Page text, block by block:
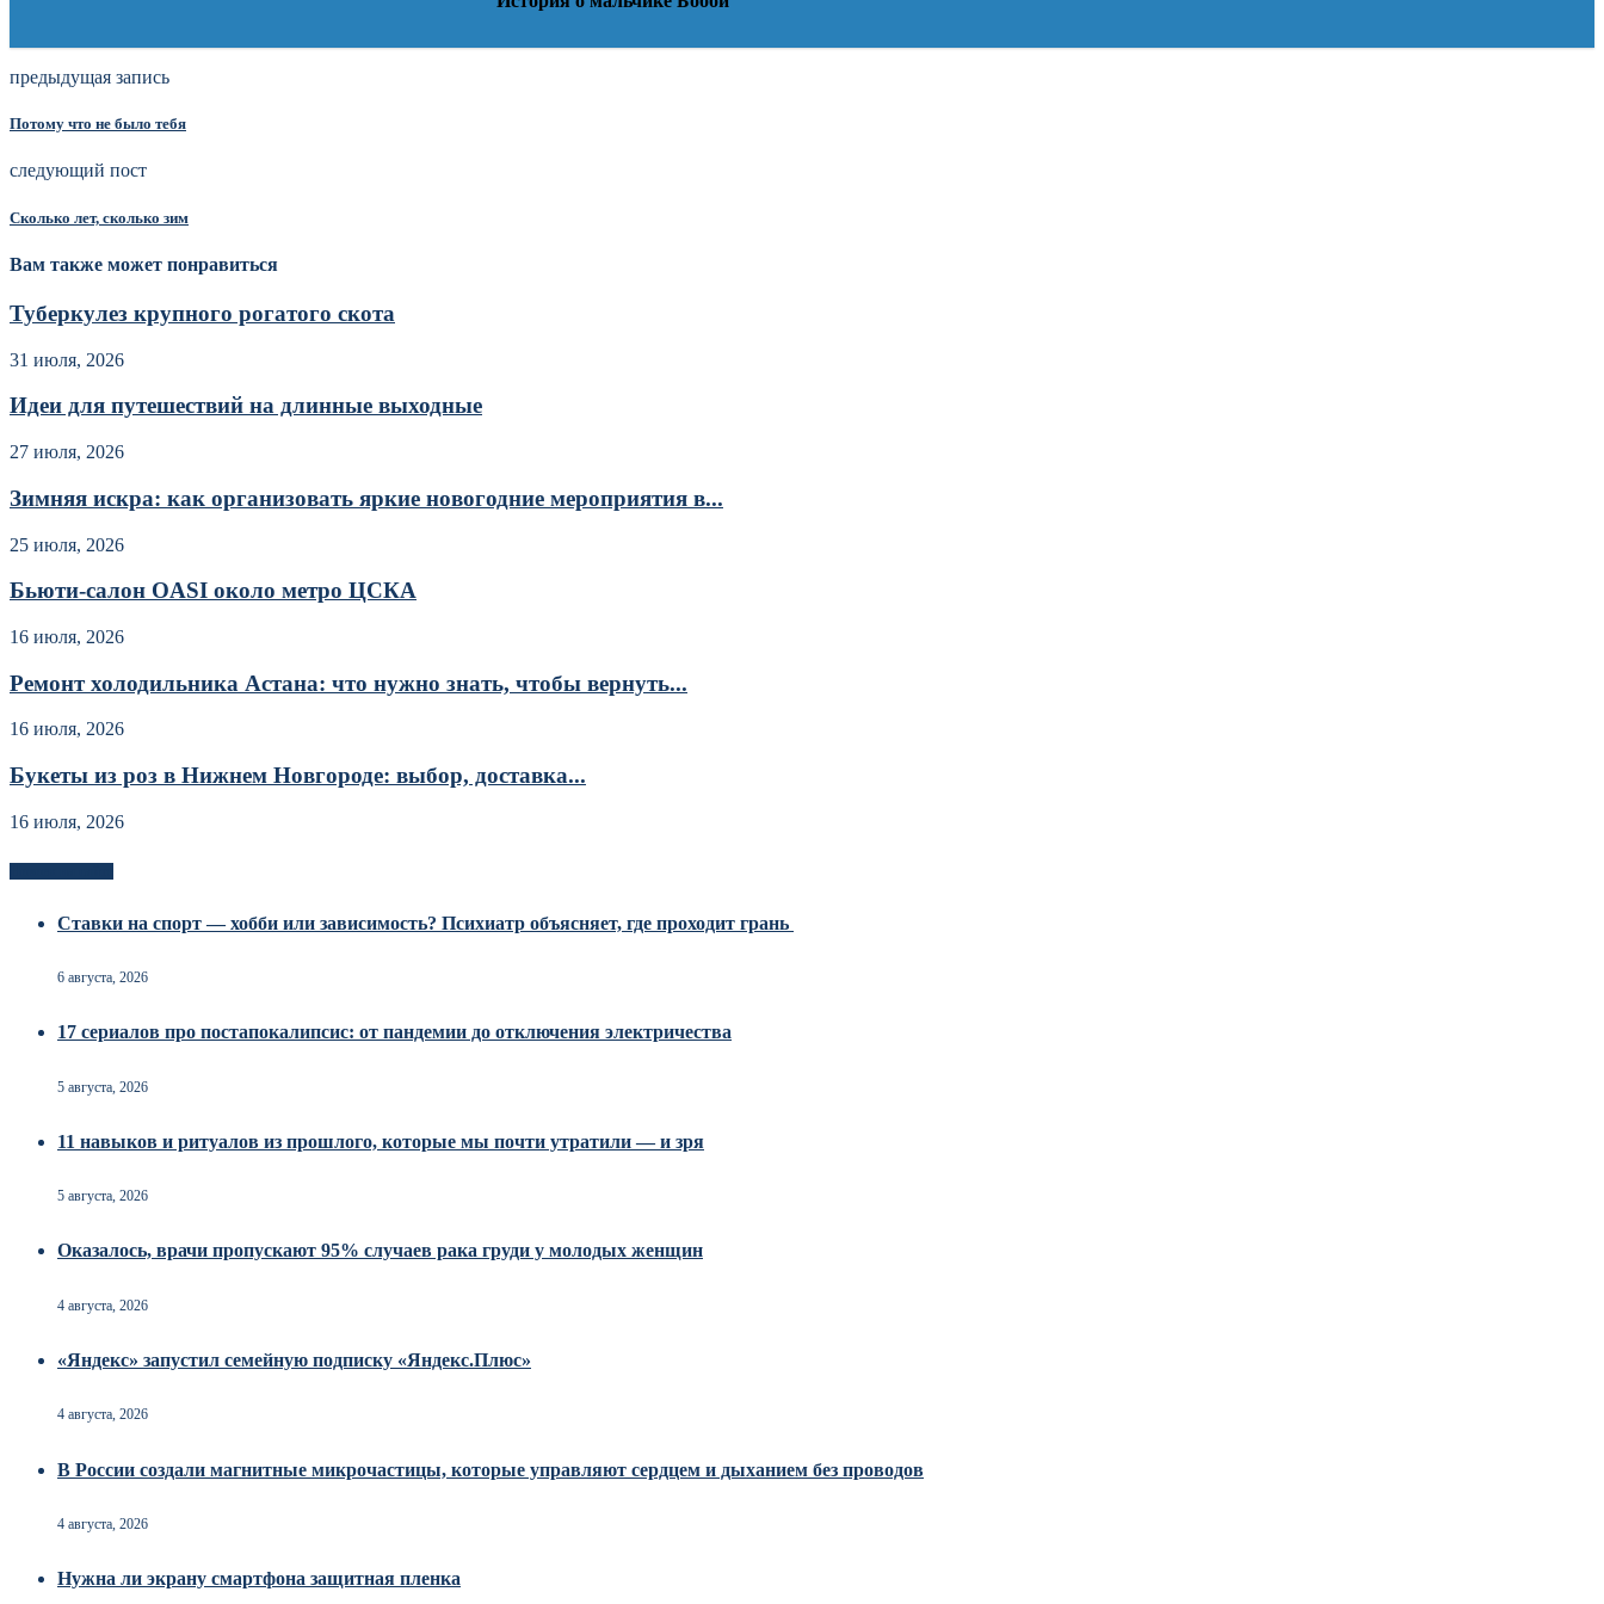
предыдущая запись
Потому что не было тебя
следующий пост
Сколько лет, сколько зим
Вам также может понравиться
Туберкулез крупного рогатого скота
31 июля, 2026
Идеи для путешествий на длинные выходные
27 июля, 2026
Зимняя искра: как организовать яркие новогодние мероприятия в...
25 июля, 2026
Бьюти-салон OASI около метро ЦСКА
16 июля, 2026
Ремонт холодильника Астана: что нужно знать, чтобы вернуть...
16 июля, 2026
Букеты из роз в Нижнем Новгороде: выбор, доставка...
16 июля, 2026
Ставки на спорт — хобби или зависимость? Психиатр объясняет, где проходит грань
6 августа, 2026
17 сериалов про постапокалипсис: от пандемии до отключения электричества
5 августа, 2026
11 навыков и ритуалов из прошлого, которые мы почти утратили — и зря
5 августа, 2026
Оказалось, врачи пропускают 95% случаев рака груди у молодых женщин
4 августа, 2026
«Яндекс» запустил семейную подписку «Яндекс.Плюс»
4 августа, 2026
В России создали магнитные микрочастицы, которые управляют сердцем и дыханием без проводов
4 августа, 2026
Нужна ли экрану смартфона защитная пленка